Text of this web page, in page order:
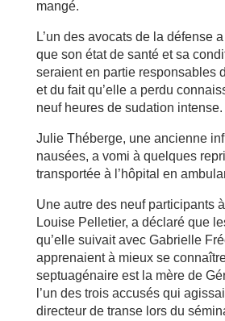
mangé.
L’un des avocats de la défense
que son état de santé et sa
seraient en partie responsables
et du fait qu’elle a perdu
neuf heures de sudation intense.
Julie Théberge, une ancienne
nausées, a vomi à quelques
transportée à l’hôpital en
Une autre des neuf participants
Louise Pelletier, a déclaré que
qu’elle suivait avec Gabrielle
apprenaient à mieux se
septuagénaire est la mère de
l’un des trois accusés qui
directeur de transe lors du